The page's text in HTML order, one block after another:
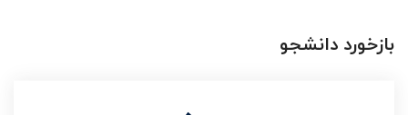
بازخورد دانشجو